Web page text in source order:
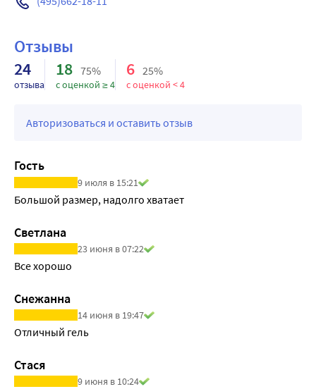
способствующего их разрушению.
Отзывы
24
отзыва
18 75%
с оценкой ≥ 4
6 25%
с оценкой < 4
Авторизоваться и оставить отзыв
Гость
9 июля в 15:21
Большой размер, надолго хватает
Светлана
23 июня в 07:22
Все хорошо
Снежанна
14 июня в 19:47
Отличный гель
Стася
9 июня в 10:24